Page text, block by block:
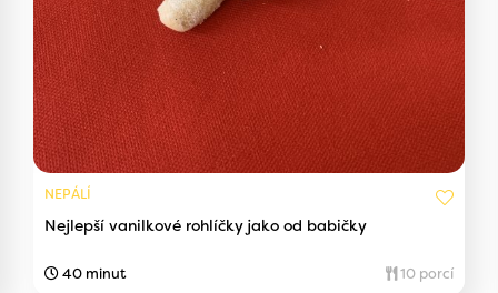
NEPÁLÍ
Nejlepší vanilkové rohlíčky jako od babičky
40 minut 10 porcí